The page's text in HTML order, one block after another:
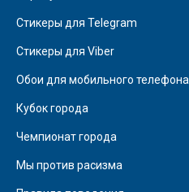
Стикеры для Telegram
Стикеры для Viber
Обои для мобильного телефона
Кубок города
Чемпионат города
Мы против расизма